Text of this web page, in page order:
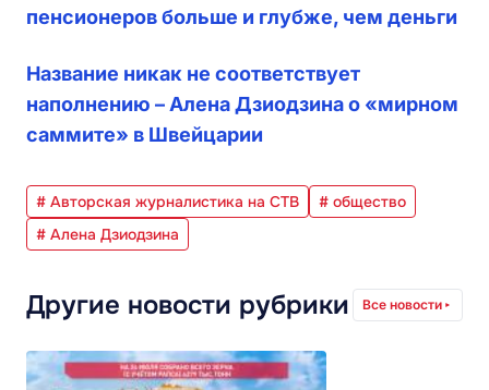
пенсионеров больше и глубже, чем деньги
Название никак не соответствует
наполнению – Алена Дзиодзина о «мирном
саммите» в Швейцарии
# Авторская журналистика на СТВ
# общество
# Алена Дзиодзина
Другие новости рубрики Все новости